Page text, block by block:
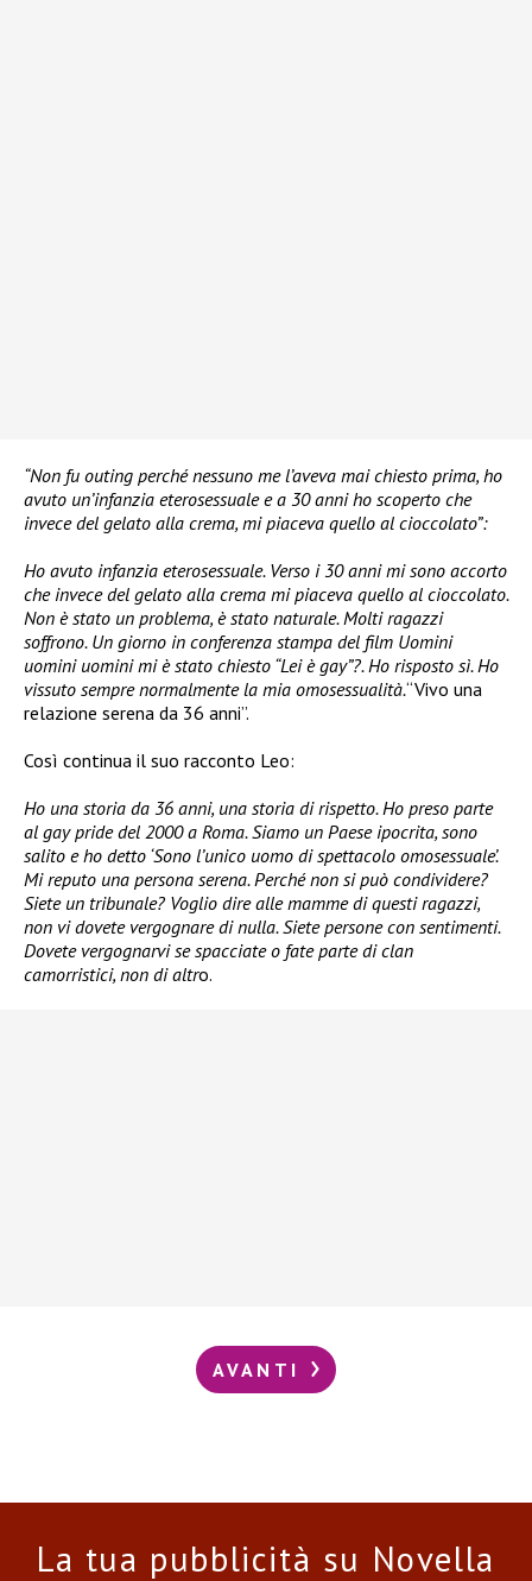
“Non fu outing perché nessuno me l’aveva mai chiesto prima, ho
avuto un’infanzia eterosessuale e a 30 anni ho scoperto che
invece del gelato alla crema, mi piaceva quello al cioccolato”:
Ho avuto infanzia eterosessuale. Verso i 30 anni mi sono accorto
che invece del gelato alla crema mi piaceva quello al cioccolato.
Non è stato un problema, è stato naturale. Molti ragazzi
soffrono. Un giorno in conferenza stampa del film Uomini
uomini uomini mi è stato chiesto “Lei è gay”?. Ho risposto sì. Ho
vissuto sempre normalmente la mia omosessualità.“Vivo una
relazione serena da 36 anni”.
Così continua il suo racconto Leo:
Ho una storia da 36 anni, una storia di rispetto. Ho preso parte
al gay pride del 2000 a Roma. Siamo un Paese ipocrita, sono
salito e ho detto ‘Sono l’unico uomo di spettacolo omosessuale’.
Mi reputo una persona serena. Perché non si può condividere?
Siete un tribunale? Voglio dire alle mamme di questi ragazzi,
non vi dovete vergognare di nulla. Siete persone con sentimenti.
Dovete vergognarvi se spacciate o fate parte di clan
camorristici, non di altro.
AVANTI
La tua pubblicità su Novella